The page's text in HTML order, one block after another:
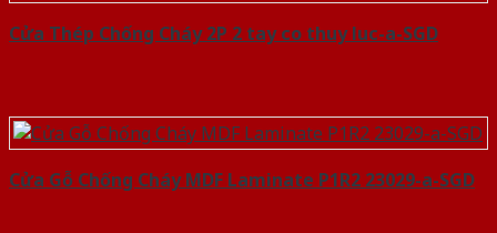
Cửa Thép Chống Cháy 2P 2 tay co thuy luc-a-SGD
Cửa Gỗ Chống Cháy MDF Laminate P1R2 23029-a-SGD